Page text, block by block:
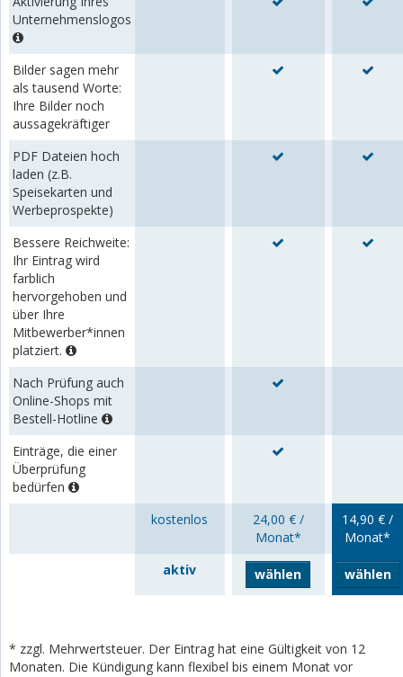
Unternehmenslogos
Bilder sagen mehr
als tausend Worte:
Ihre Bilder noch
aussagekräftiger
PDF Dateien hoch
laden (z.B.
Speisekarten und
Werbeprospekte)
Bessere Reichweite:
Ihr Eintrag wird
farblich
hervorgehoben und
über Ihre
Mitbewerber*innen
platziert.
Nach Prüfung auch
Online-Shops mit
Bestell-Hotline
Einträge, die einer
Überprüfung
bedürfen
kostenlos
24,00 € /
Monat*
14,90 € /
Monat*
aktiv
wählen wählen
* zzgl. Mehrwertsteuer. Der Eintrag hat eine Gültigkeit von 12
Monaten. Die Kündigung kann flexibel bis einem Monat vor